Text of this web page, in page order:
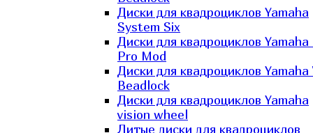
Диски для квадроциклов Yamaha
System Six
Диски для квадроциклов Yamaha
Pro Mod
Диски для квадроциклов Yamaha
Beadlock
Диски для квадроциклов Yamaha
vision wheel
Литые диски для квадроциклов